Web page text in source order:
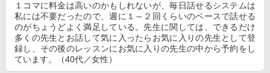
１コマに料金は高いのかもしれないが、毎日話せるシステムは
私には不要だったので、週に１～２回くらいのペースで話せる
のがちょうどよく満足している。先生に関しては、できるだけ
多くの先生とお話して気に入ったらお気に入りの先生として登
録し、その後のレッスンにお気に入りの先生の中から予約をし
ています。（40代／女性）